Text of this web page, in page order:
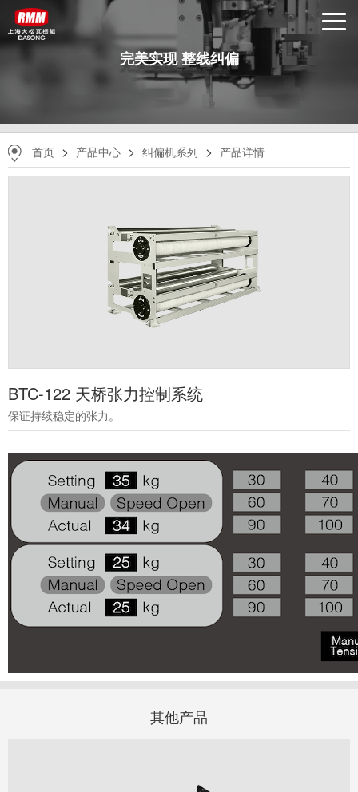
完美实现 整线纠偏
首页 > 产品中心 > 纠偏机系列 > 产品详情
BTC-122 天桥张力控制系统
保证持续稳定的张力。
其他产品